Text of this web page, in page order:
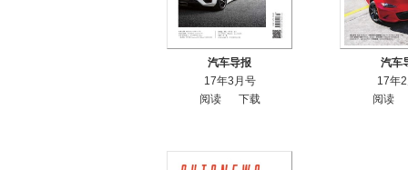
汽车导报
17年3月号
阅读
下载
汽车
17年
阅读